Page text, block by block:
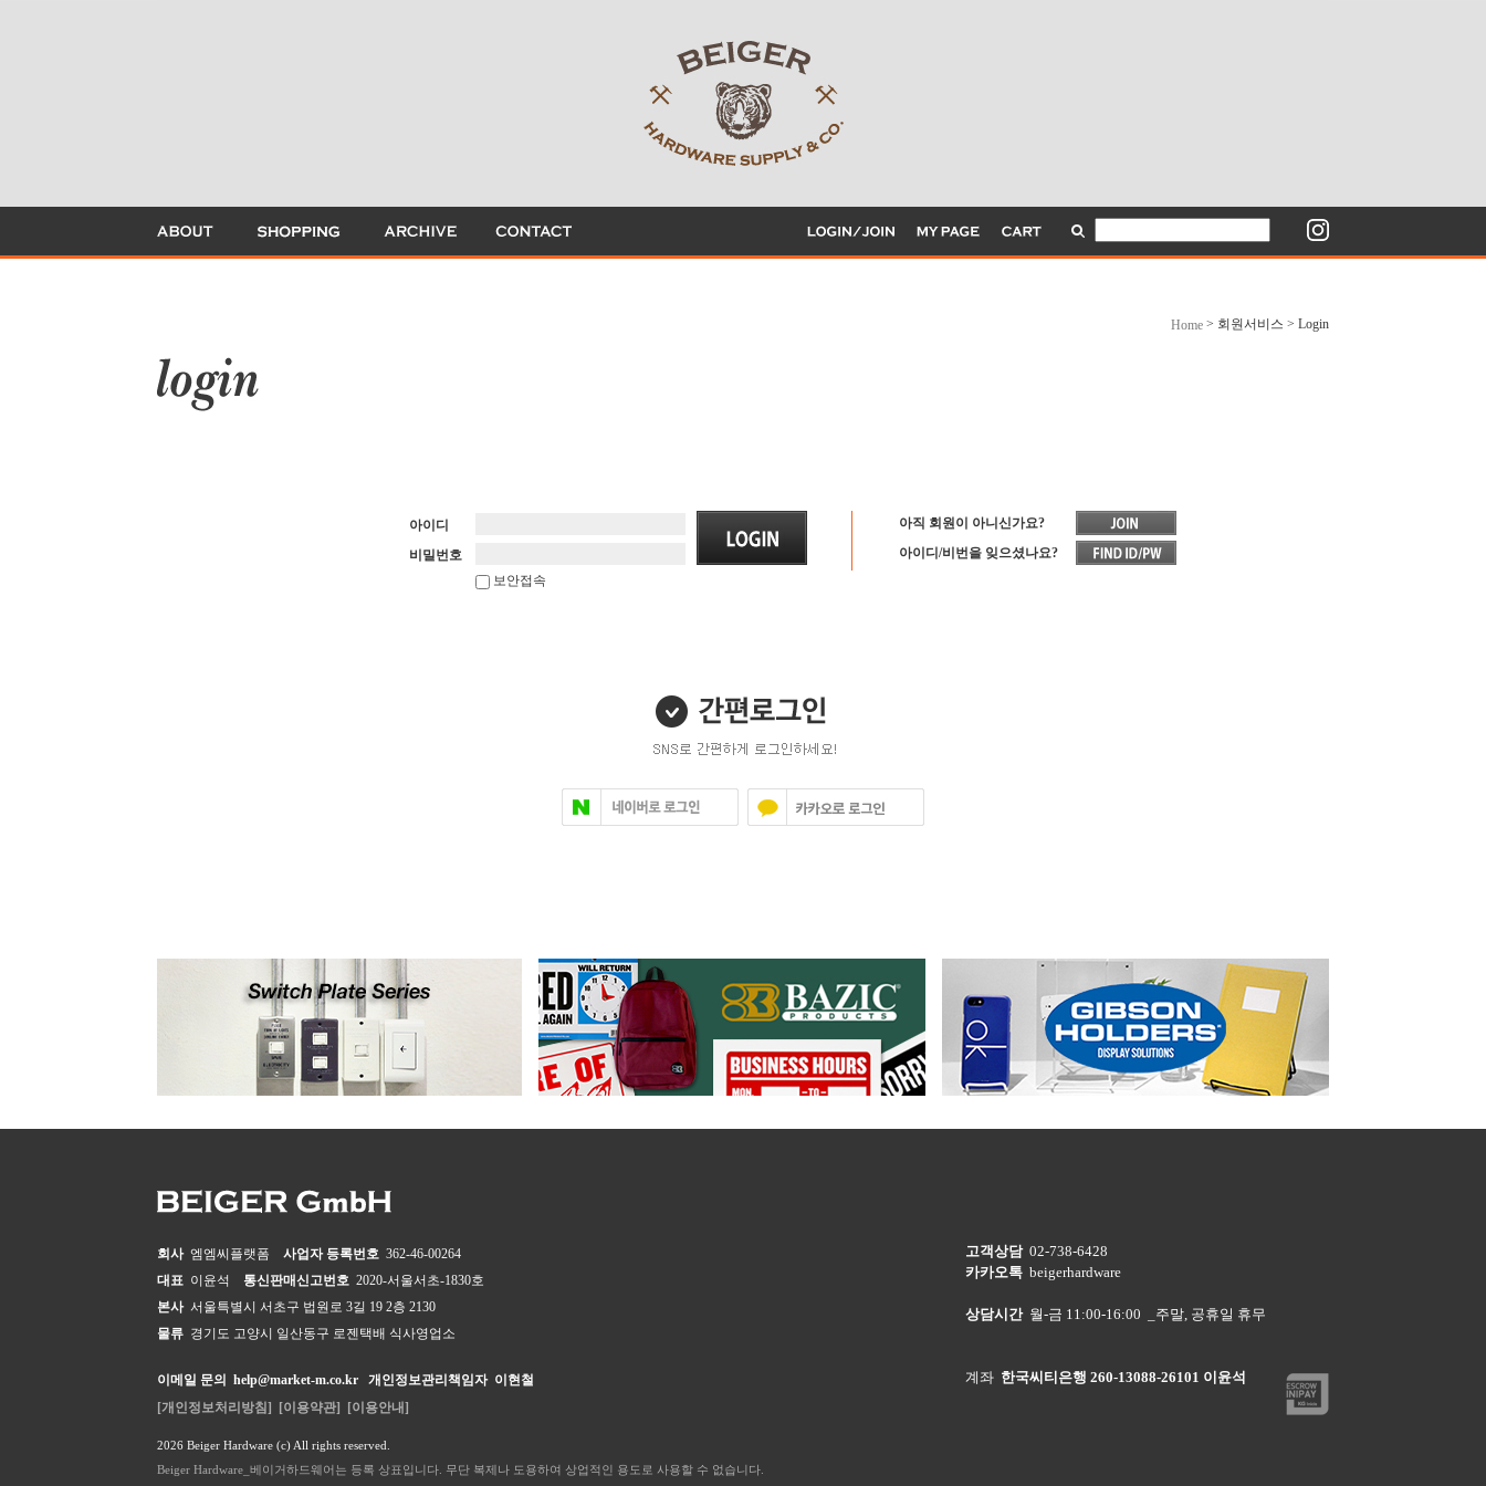
Home > 회원서비스 > Login
아이디
비밀번호
보안접속
아직 회원이 아니신가요?
아이디/비번을 잊으셨나요?
회사엠엠씨플랫폼 사업자 등록번호 362-46-00264
대표 이윤석 통신판매신고번호 2020-서울서초-1830호
본사서울특별시 서초구 법원로 3길 19 2층 2130
물류 경기도 고양시 일산동구 로젠택배 식사영업소
고객상담02-738-6428
카카오톡 beigerhardware
상담시간월-금 11:00-16:00 _주말, 공휴일 휴무
이메일 문의 help@market-m.co.kr 개인정보관리책임자 이현철
[개인정보처리방침]
[이용약관] [이용안내]
계좌 한국씨티은행 260-13088-26101 이윤석
2026 Beiger Hardware (c) All rights reserved.
Beiger Hardware_베이거하드웨어는 등록 상표입니다. 무단 복제나 도용하여 상업적인 용도로 사용할 수 없습니다.